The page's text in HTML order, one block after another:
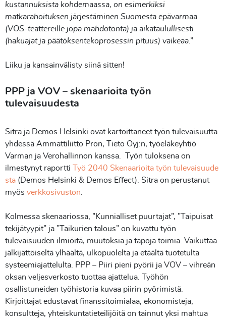
kustannuksista kohdemaassa, on esimerkiksi
matkarahoituksen järjestäminen Suomesta epävarmaa
(VOS-teattereille jopa mahdotonta) ja aikataulullisesti
(hakuajat ja päätöksentekoprosessin pituus) vaikeaa .”
Liiku ja kansainvälisty siinä sitten!
PPP ja VOV – skenaarioita työn
tulevaisuudesta
Sitra ja Demos Helsinki ovat kartoittaneet työn tulevaisuutta
yhdessä Ammattiliitto Pron, Tieto Oyj:n, työeläkeyhtiö
Varman ja Verohallinnon kanssa. Työn tuloksena on
ilmestynyt raportti
Työ 2040 Skenaarioita työn tulevaisuude
sta (Demos Helsinki & Demos Effect). Sitra on perustanut
myös verkkosivuston
Kolmessa skenaariossa, ”Kunnialliset puurtajat”, ”Taipuisat
tekijätyypit” ja ”Taikurien talous” on kuvattu työn
tulevaisuuden ilmiöitä, muutoksia ja tapoja toimia. Vaikuttaa
jälkijättöiseltä ylhäältä, ulkopuolelta ja etäältä tuotetulta
systeemiajattelulta. PPP – Piiri pieni pyörii ja VOV – vihreän
oksan veljesverkosto tuottaa ajattelua. Työhön
osallistuneiden työhistoria kuvaa piirin pyörimistä.
Kirjoittajat edustavat finanssitoimialaa, ekonomisteja,
konsultteja, yhteiskuntatieteilijöitä on tainnut yksi mahtua